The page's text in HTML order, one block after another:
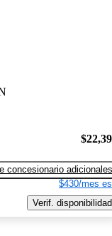
concesionario adicionales
$430/mes
Verif. disponibilidad